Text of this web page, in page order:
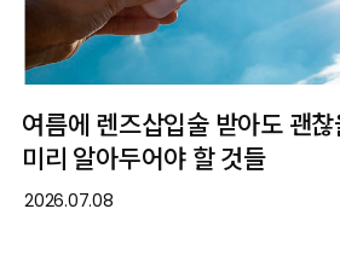
여름에 렌즈삽입술 받아도 괜
미리 알아두어야 할 것들
2026.07.08